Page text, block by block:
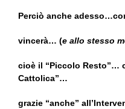
Perciò anche
vincerà… (e allo stesso
cioè il “Piccolo Resto”…
Cattolica”…
grazie “anche”